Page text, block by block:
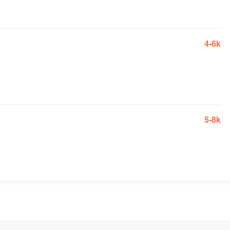
4-6k
5-8k